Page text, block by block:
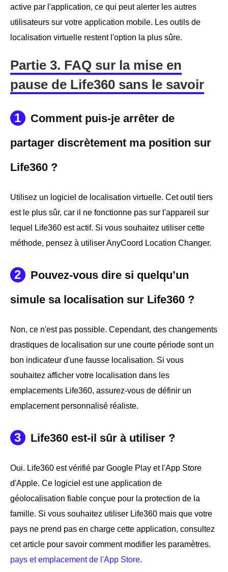
active par l'application, ce qui peut alerter les autres
utilisateurs sur votre application mobile. Les outils de
localisation virtuelle restent l'option la plus sûre.
Partie 3. FAQ sur la mise en
pause de Life360 sans le savoir
1
Comment puis-je arrêter de
partager discrètement ma position sur
Life360 ?
Utilisez un logiciel de localisation virtuelle. Cet outil tiers
est le plus sûr, car il ne fonctionne pas sur l'appareil sur
lequel Life360 est actif. Si vous souhaitez utiliser cette
méthode, pensez à utiliser AnyCoord Location Changer.
2
Pouvez-vous dire si quelqu’un
simule sa localisation sur Life360 ?
Non, ce n'est pas possible. Cependant, des changements
drastiques de localisation sur une courte période sont un
bon indicateur d'une fausse localisation. Si vous
souhaitez afficher votre localisation dans les
emplacements Life360, assurez-vous de définir un
emplacement personnalisé réaliste.
3 Life360 est-il sûr à utiliser ?
Oui. Life360 est vérifié par Google Play et l'App Store
d'Apple. Ce logiciel est une application de
géolocalisation fiable conçue pour la protection de la
famille. Si vous souhaitez utiliser Life360 mais que votre
pays ne prend pas en charge cette application, consultez
cet article pour savoir comment modifier les paramètres.
pays et emplacement de l'App Store.